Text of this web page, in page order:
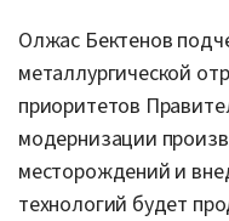
Олжас Бектенов
металлургической
приоритетов
модернизации
месторождений и
технологий будет